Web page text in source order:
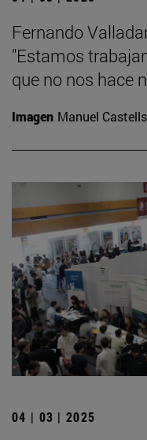
Fernando
"Estamos
que no nos hace
Imagen Manuel Castells
04 | 03 | 2025